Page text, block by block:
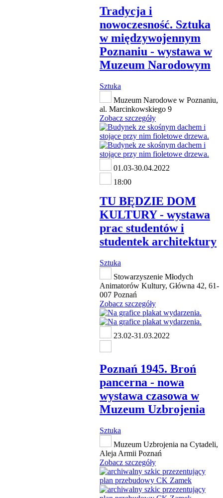
Tradycja i
nowoczesność. Sztuka
w międzywojennym
Poznaniu - wystawa w
Muzeum Narodowym
Sztuka
Muzeum Narodowe w Poznaniu,
al. Marcinkowskiego 9
Zobacz szczegóły
01.03-30.04.2022
18:00
TU BĘDZIE DOM
KULTURY - wystawa
prac studentów i
studentek architektury
Sztuka
Stowarzyszenie Młodych
Animatorów Kultury, Główna 42, 61-
007 Poznań
Zobacz szczegóły
23.02-31.03.2022
Poznań 1945. Broń
pancerna - nowa
wystawa czasowa w
Muzeum Uzbrojenia
Sztuka
Muzeum Uzbrojenia na Cytadeli,
Aleja Armii Poznań
Zobacz szczegóły